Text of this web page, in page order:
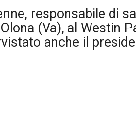
responsabile di
(Va), al Westin
anche il